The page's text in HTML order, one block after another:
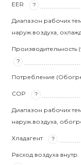
EER ?
Диапазон рабочих
наруж.воздуха,
Производительность
?
Потребление
COP ?
Диапазон рабочих
наруж.воздуха,
Хладагент ?
Расход воздуха